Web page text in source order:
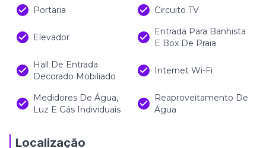
Portaria
Circuito TV
Elevador
Entrada Para Banhista
E Box De Praia
Hall De Entrada
Decorado Mobiliado
Internet Wi-Fi
Medidores De Água,
Luz E Gás Individuais
Reaproveitamento De
Água
Localização